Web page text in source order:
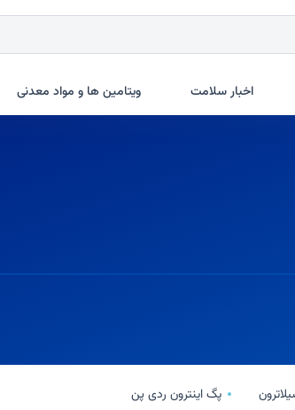
اخبار سلامت ویتامین ها و مواد معدنی
پگ اینترون ردی پن